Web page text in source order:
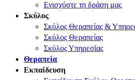
Ενισχύστε τη δράση μας
Σκύλος
Σκύλος Θεραπείας &
Σκύλος Θεραπείας
Σκύλος Υπηρεσίας
Θεραπεία
Εκπαίδευση